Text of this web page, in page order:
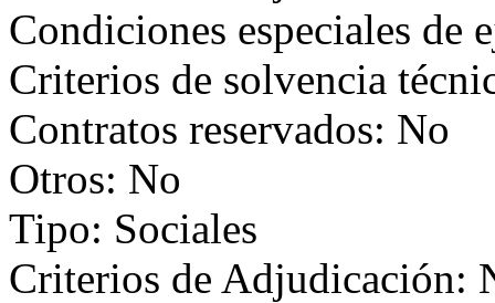
Condiciones especiales de
Criterios de solvencia
Contratos reservados: No
Otros: No
Tipo: Sociales
Criterios de Adjudicación: